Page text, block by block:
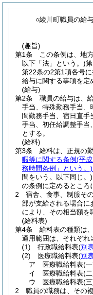
○綾川町職員の給
(趣旨)
第1条
この条例は、地
以下「法」という。)
第22条の2第1項各号
給与に関する事項を定
(給与)
第2条
職員の給与は、
手当、特殊勤務手当、
間勤務手当、宿日直手
手当、初任給調整手当
とする。
(給料)
第3条
給料は、正規の
暇等に関する条例(平
務時間条例」という。)
間をいう。以下同じ。)
の条例に定めるところ
2
宿舎、食事、制服そ
部が支給される場合に
により、その相当額を
(給料表)
第4条
給料表の種類は
適用範囲は、それぞれ
(1)
行政職給料表(別
(2)
医療職給料表(別
ア
医療職給料表(
イ
医療職給料表(
ウ
医療職給料表(
2
職員の職務は、その